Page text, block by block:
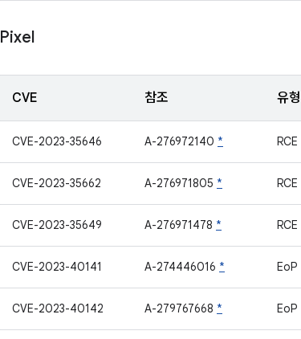
Pixel
CVE 참조 유형
CVE-2023-35646 A-276972140 * RCE
CVE-2023-35662 A-276971805 * RCE
CVE-2023-35649 A-276971478 * RCE
CVE-2023-40141 A-274446016 * EoP
CVE-2023-40142 A-279767668 * EoP